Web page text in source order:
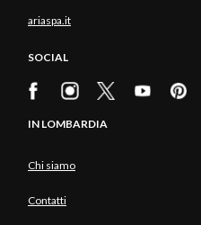
ariaspa.it
SOCIAL
IN LOMBARDIA
Chi siamo
Contatti